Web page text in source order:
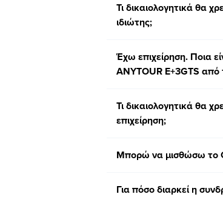
Τι δικαιολογητικά θα
ιδιώτης;
Έχω επιχείρηση. Ποια
ANYTOUR E+3GTS
Τι δικαιολογητικά θα
επιχείρηση;
Μπορώ να μισθώσω το
Για πόσο διαρκεί η